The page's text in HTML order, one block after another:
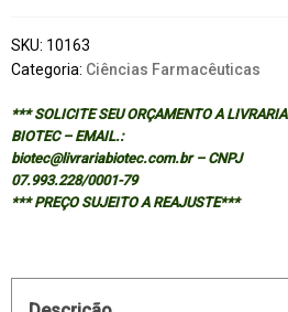
SKU: 10163
Categoria: Ciências Farmacêuticas
*** SOLICITE SEU ORÇAMENTO A LIVRARIA
BIOTEC – EMAIL.:
biotec@livrariabiotec.com.br – CNPJ
07.993.228/0001-79
*** PREÇO SUJEITO A REAJUSTE***